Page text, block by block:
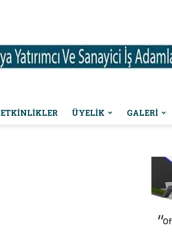
ETKINLIKLER ÜYELİK GALERİ